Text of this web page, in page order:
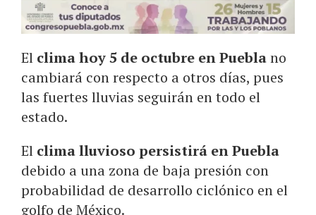
El clima hoy 5 de octubre en Pueblano
cambiará con respecto a otros días, pues
las fuertes lluvias seguirán en todo el
estado.
El clima lluvioso persistirá en Puebla
debido a una zona de baja presión con
probabilidad de desarrollo ciclónico en el
golfo de México.